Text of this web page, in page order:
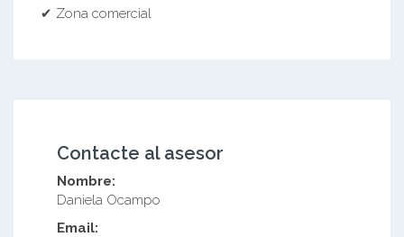
✔ Zona comercial
Contacte al asesor
Nombre:
Daniela Ocampo
Email: